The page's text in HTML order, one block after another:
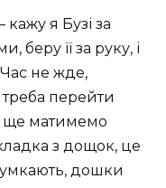
я Бузі за
беру її за руку, і
не жде,
перейти
ще матимемо
з дощок, це
дошки